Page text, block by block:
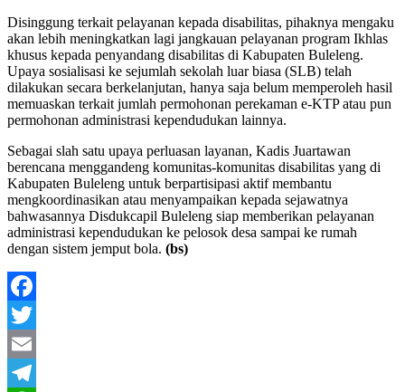
Disinggung terkait pelayanan kepada disabilitas, pihaknya mengaku
akan lebih meningkatkan lagi jangkauan pelayanan program Ikhlas
khusus kepada penyandang disabilitas di Kabupaten Buleleng.
Upaya sosialisasi ke sejumlah sekolah luar biasa (SLB) telah
dilakukan secara berkelanjutan, hanya saja belum memperoleh hasil
memuaskan terkait jumlah permohonan perekaman e-KTP atau pun
permohonan administrasi kependudukan lainnya.
Sebagai slah satu upaya perluasan layanan, Kadis Juartawan
berencana menggandeng komunitas-komunitas disabilitas yang di
Kabupaten Buleleng untuk berpartisipasi aktif membantu
mengkoordinasikan atau menyampaikan kepada sejawatnya
bahwasannya Disdukcapil Buleleng siap memberikan pelayanan
administrasi kependudukan ke pelosok desa sampai ke rumah
dengan sistem jemput bola. (bs)
Facebook
Twitter
Email